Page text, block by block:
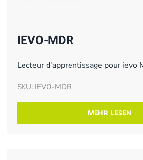
IEVO-MDR
Lecteur d'apprentissage pour ievo
SKU: IEVO-MDR
MEHR LESEN